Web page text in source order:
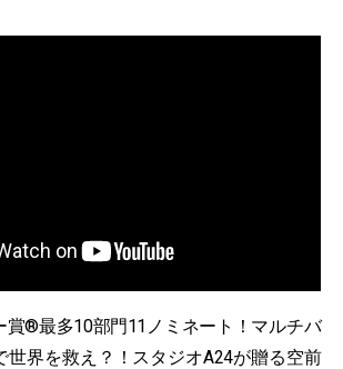
賞®最多10部門11ノミネート！マルチバ
世界を救え？！スタジオA24が贈る空前